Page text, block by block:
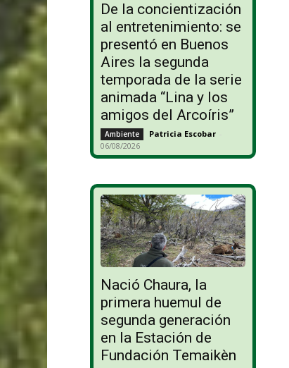
De la concientización
al entretenimiento: se
presentó en Buenos
Aires la segunda
temporada de la serie
animada “Lina y los
amigos del Arcoíris”
Ambiente Patricia Escobar -
06/08/2026
Nació Chaura, la
primera huemul de
segunda generación
en la Estación de
Fundación Temaikèn